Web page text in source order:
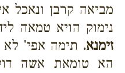
מביאה קרבן ונאכל
נימוק הויא טמאה
זימנא. תימה אפי' לא
הא טומאת אשה